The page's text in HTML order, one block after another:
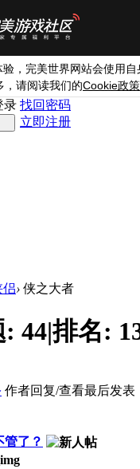
，完美世界网站会使用自
，请阅读我们的Cookie政策
录 找回密码
立即注册
侣› 侠之大者
: 44|排名:
作者回复/查看最后发表
了？